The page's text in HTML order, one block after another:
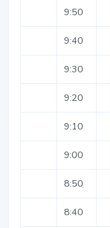
9:50
9:40
9:30
9:20
9:10
9:00
8:50
8:40